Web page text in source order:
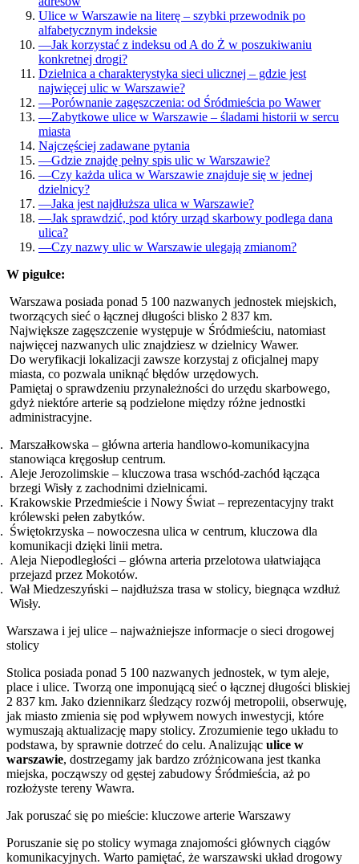
Ulice w Warszawie na literę – szybki przewodnik po
alfabetycznym indeksie
—Jak korzystać z indeksu od A do Ż w poszukiwaniu
konkretnej drogi?
Dzielnica a charakterystyka sieci ulicznej – gdzie jest
najwięcej ulic w Warszawie?
—Porównanie zagęszczenia: od Śródmieścia po Wawer
—Zabytkowe ulice w Warszawie – śladami historii w sercu
miasta
Najczęściej zadawane pytania
—Gdzie znajdę pełny spis ulic w Warszawie?
—Czy każda ulica w Warszawie znajduje się w jednej
dzielnicy?
—Jaka jest najdłuższa ulica w Warszawie?
—Jak sprawdzić, pod który urząd skarbowy podlega dana
ulica?
—Czy nazwy ulic w Warszawie ulegają zmianom?
W pigułce:
Warszawa posiada ponad 5 100 nazwanych jednostek miejskich,
tworzących sieć o łącznej długości blisko 2 837 km.
Największe zagęszczenie występuje w Śródmieściu, natomiast
najwięcej nazwanych ulic znajdziesz w dzielnicy Wawer.
Do weryfikacji lokalizacji zawsze korzystaj z oficjalnej mapy
miasta, co pozwala uniknąć błędów urzędowych.
Pamiętaj o sprawdzeniu przynależności do urzędu skarbowego,
gdyż niektóre arterie są podzielone między różne jednostki
administracyjne.
Marszałkowska – główna arteria handlowo-komunikacyjna
stanowiąca kręgosłup centrum.
Aleje Jerozolimskie – kluczowa trasa wschód-zachód łącząca
brzegi Wisły z zachodnimi dzielnicami.
Krakowskie Przedmieście i Nowy Świat – reprezentacyjny trakt
królewski pełen zabytków.
Świętokrzyska – nowoczesna ulica w centrum, kluczowa dla
komunikacji dzięki linii metra.
Aleja Niepodległości – główna arteria przelotowa ułatwiająca
przejazd przez Mokotów.
Wał Miedzeszyński – najdłuższa trasa w stolicy, biegnąca wzdłuż
Wisły.
Warszawa i jej ulice – najważniejsze informacje o sieci drogowej
stolicy
Stolica posiada ponad 5 100 nazwanych jednostek, w tym aleje,
place i ulice. Tworzą one imponującą sieć o łącznej długości bliskiej
2 837 km. Jako dziennikarz śledzący rozwój metropolii, obserwuję,
jak miasto zmienia się pod wpływem nowych inwestycji, które
wymuszają aktualizację mapy stolicy. Zrozumienie tego układu to
podstawa, by sprawnie dotrzeć do celu. Analizując ulice w
warszawie, dostrzegamy jak bardzo zróżnicowana jest tkanka
miejska, począwszy od gęstej zabudowy Śródmieścia, aż po
rozłożyste tereny Wawra.
Jak poruszać się po mieście: kluczowe arterie Warszawy
Poruszanie się po stolicy wymaga znajomości głównych ciągów
komunikacyjnych. Warto pamiętać, że warszawski układ drogowy